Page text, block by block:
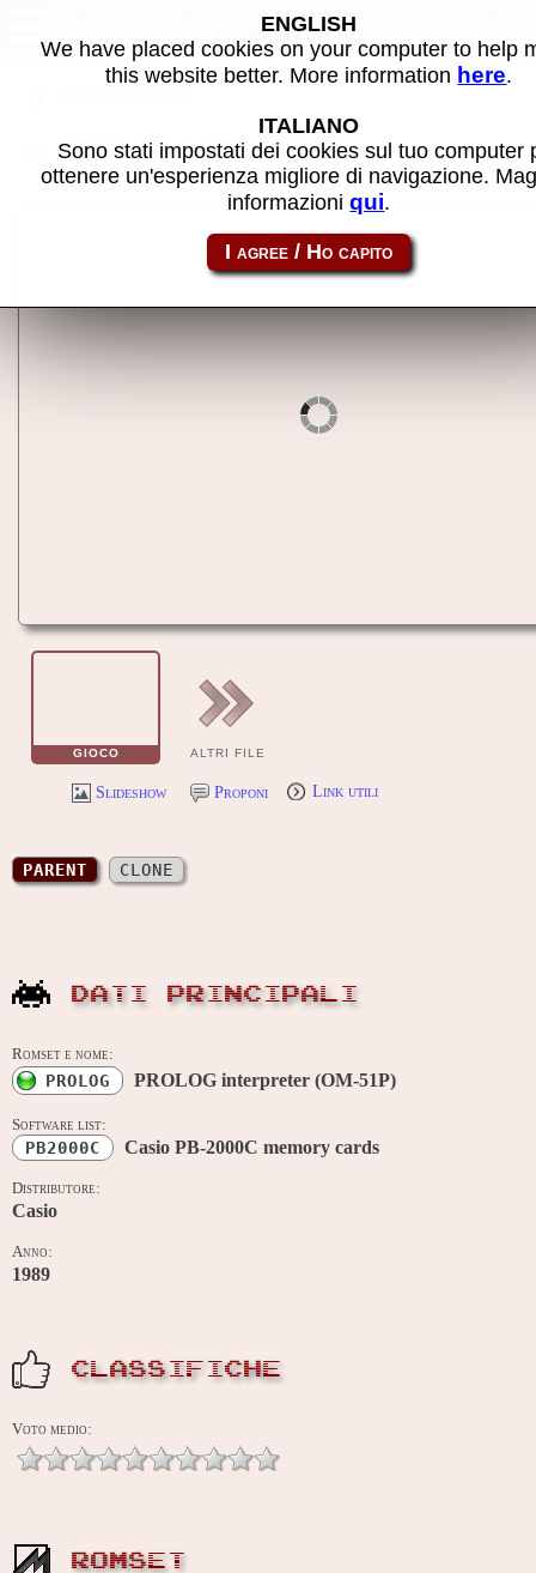
PROLOG interpreter (OM-51P)
Software MAME
Condividi la pagina usando questo link:
pb2000c-prolog
GIOCO ALTRI FILE
Slideshow Proponi Link utili
PARENT CLONE
DATI PRINCIPALI
Romset e nome:
PROLOG PROLOG interpreter (OM-51P)
Software list:
PB2000C Casio PB-2000C memory cards
Distributore:
Casio
Anno:
1989
CLASSIFICHE
Voto medio:
ROMSET
ENGLISH
We have placed cookies on your computer to help
this website better. More information here.
ITALIANO
Sono stati impostati dei cookies sul tuo computer
ottenere un'esperienza migliore di navigazione.
informazioniqui.